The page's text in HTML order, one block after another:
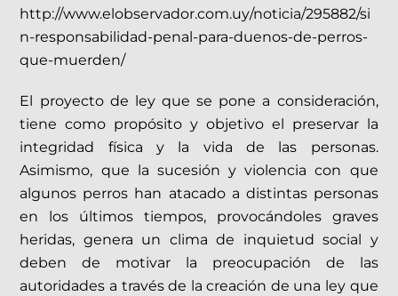
http://www.elobservador.com.uy/noticia/295882/si
n-responsabilidad-penal-para-duenos-de-perros-
que-muerden/
El proyecto de ley que se pone a consideración,
tiene como propósito y objetivo el preservar la
integridad física y la vida de las personas.
Asimismo, que la sucesión y violencia con que
algunos perros han atacado a distintas personas
en los últimos tiempos, provocándoles graves
heridas, genera un clima de inquietud social y
deben de motivar la preocupación de las
autoridades a través de la creación de una ley que